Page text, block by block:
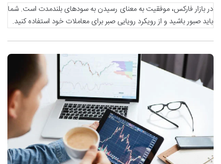
در بازار فارکس، موفقیت به معنای رسیدن به سودهای بلندمدت است. شما
باید صبور باشید و از رویکرد رویایی صبر برای معاملات خود استفاده کنید.